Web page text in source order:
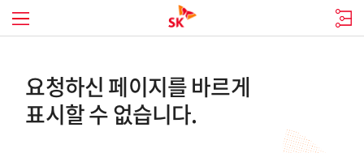
요청하신 페이지를 바르게
표시할 수 없습니다.